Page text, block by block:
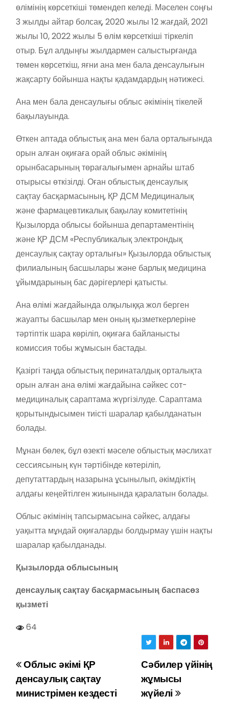
өлімінің көрсеткіші төмендеп келеді. Мәселен соңғы
3 жылды айтар болсақ, 2020 жылы 12 жағдай, 2021
жылы 10, 2022 жылы 5 өлім көрсеткіші тіркеліп
отыр. Бұл алдыңғы жылдармен салыстырғанда
төмен көрсеткіш, яғни ана мен бала денсаулығын
жақсарту бойынша нақты қадамдардың нәтижесі.
Ана мен бала денсаулығы облыс әкімінің тікелей
бақылауында.
Өткен аптада облыстық ана мен бала орталығында
орын алған оқиғаға орай облыс әкімінің
орынбасарының төрағалығымен арнайы штаб
отырысы өткізілді. Оған облыстық денсаулық
сақтау басқармасының, ҚР ДСМ Медициналық
және фармацевтикалық бақылау комитетінің
Қызылорда облысы бойынша департаментінің
және ҚР ДСМ «Республикалық электрондық
денсаулық сақтау орталығы» Қызылорда облыстық
филиалының басшылары және барлық медицина
ұйымдарының бас дәрігерлері қатысты.
Ана өлімі жағдайында олқылыққа жол берген
жауапты басшылар мен оның қызметкерлеріне
тәртіптік шара көріліп, оқиғаға байланысты
комиссия тобы жұмысын бастады.
Қазіргі таңда облыстық перинаталдық орталықта
орын алған ана өлімі жағдайына сәйкес сот-
медициналық сараптама жүргізілуде. Сараптама
қорытындысымен тиісті шаралар қабылданатын
болады.
Мұнан бөлек, бұл өзекті мәселе облыстық мәслихат
сессиясының күн тәртібінде көтеріліп,
депутаттардың назарына ұсынылып, әкімдіктің
алдағы кеңейтілген жиынында қаралатын болады.
Облыс әкімінің тапсырмасына сәйкес, алдағы
уақытта мұндай оқиғаларды болдырмау үшін нақты
шаралар қабылданады.
Қызылорда облысының
денсаулық сақтау басқармасының баспасөз
қызметі
64
Н
а
Сәбилер үйінің
жұмысы
жүйелі
Облыс әкімі ҚР
денсаулық сақтау
министрімен кездесті